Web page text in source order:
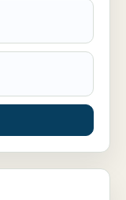
eller